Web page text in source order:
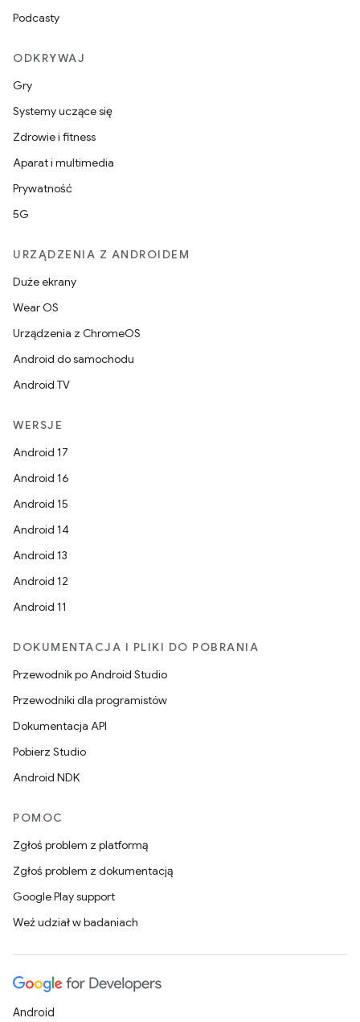
Podcasty
ODKRYWAJ
Gry
Systemy uczące się
Zdrowie i fitness
Aparat i multimedia
Prywatność
5G
URZĄDZENIA Z ANDROIDEM
Duże ekrany
Wear OS
Urządzenia z ChromeOS
Android do samochodu
Android TV
WERSJE
Android 17
Android 16
Android 15
Android 14
Android 13
Android 12
Android 11
DOKUMENTACJA I PLIKI DO POBRANIA
Przewodnik po Android Studio
Przewodniki dla programistów
Dokumentacja API
Pobierz Studio
Android NDK
POMOC
Zgłoś problem z platformą
Zgłoś problem z dokumentacją
Google Play support
Weź udział w badaniach
Android